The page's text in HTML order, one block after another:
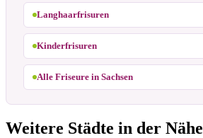
Langhaarfrisuren
Kinderfrisuren
Alle Friseure in Sachsen
Weitere Städte in der Nähe